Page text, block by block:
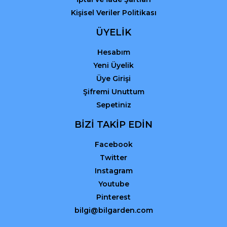
Kişisel Veriler Politikası
ÜYELİK
Hesabım
Yeni Üyelik
Üye Girişi
Şifremi Unuttum
Sepetiniz
BİZİ TAKİP EDİN
Facebook
Twitter
Instagram
Youtube
Pinterest
bilgi@bilgarden.com